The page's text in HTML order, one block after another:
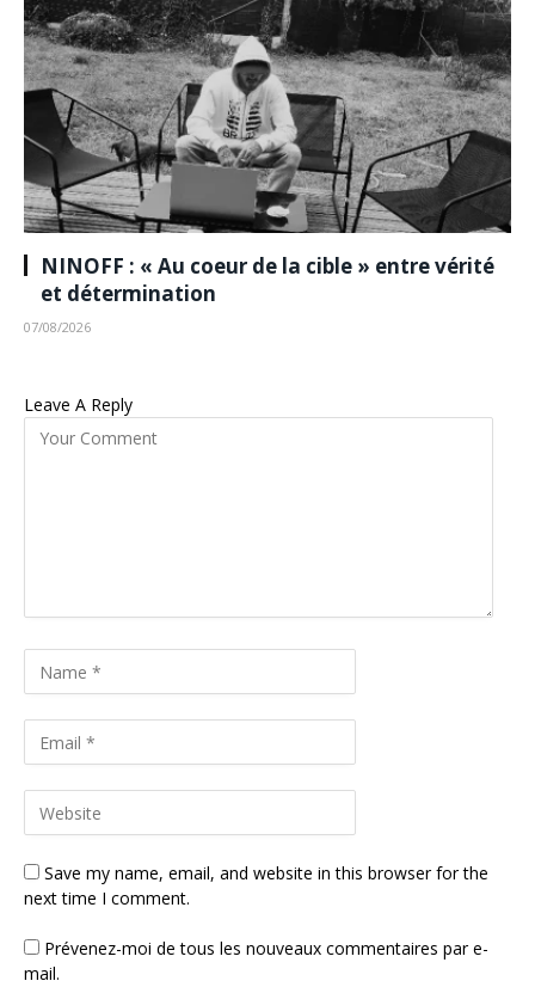
NINOFF : « Au coeur de la cible » entre vérité
et détermination
07/08/2026
Leave A Reply
Save my name, email, and website in this browser for the
next time I comment.
Prévenez-moi de tous les nouveaux commentaires par e-
mail.